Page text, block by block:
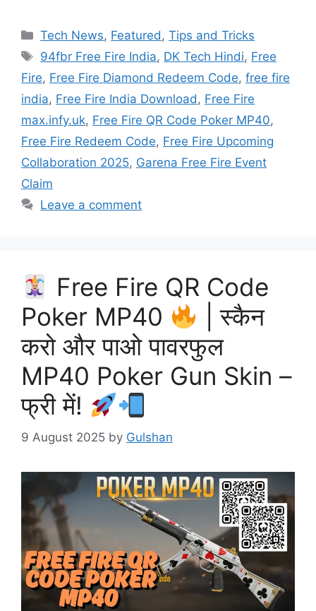
Categories
Tech News, Featured,Tips and Tricks
Tags
94fbr Free Fire India, DK Tech Hindi, Free
Fire, Free Fire Diamond Redeem Code, free fire
india, Free Fire India Download, Free Fire
max.infy.uk, Free Fire QR Code Poker MP40,
Free Fire Redeem Code, Free Fire Upcoming
Collaboration 2025, Garena Free Fire Event
Claim
Leave a comment
Free Fire QR Code
Poker MP40
| स्कैन
करो और पाओ पावरफुल
MP40 Poker Gun Skin –
फ्री में!
9 August 2025 by Gulshan